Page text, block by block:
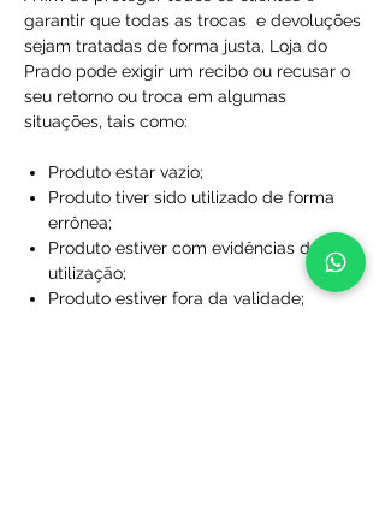
garantir que todas as trocas e devoluções
sejam tratadas de forma justa, Loja do
Prado pode exigir um recibo ou recusar o
seu retorno ou troca em algumas
situações, tais como:
Produto estar vazio;
Produto tiver sido utilizado de forma
errônea;
Produto estiver com evidências de
utilização;
Produto estiver fora da validade;